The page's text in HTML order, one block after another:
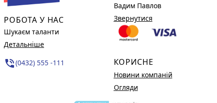
РОБОТА У НАС
Шукаєм таланти
Детальніше
phone_in_talk(0432) 555 -111
Вадим Павлов
Звернутися
КОРИСНЕ
Новини компаній
Огляди